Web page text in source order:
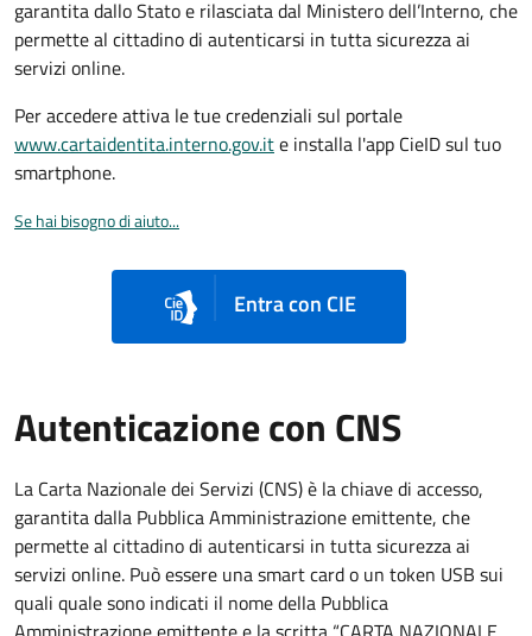
garantita dallo Stato e rilasciata dal Ministero dell’Interno, che
permette al cittadino di autenticarsi in tutta sicurezza ai
servizi online.
Per accedere attiva le tue credenziali sul portale
www.cartaidentita.interno.gov.ite installa l'app CieID sul tuo
smartphone.
Se hai bisogno di aiuto...
Entra con CIE
Autenticazione con CNS
La Carta Nazionale dei Servizi (CNS) è la chiave di accesso,
garantita dalla Pubblica Amministrazione emittente, che
permette al cittadino di autenticarsi in tutta sicurezza ai
servizi online. Può essere una smart card o un token USB sui
quali quale sono indicati il nome della Pubblica